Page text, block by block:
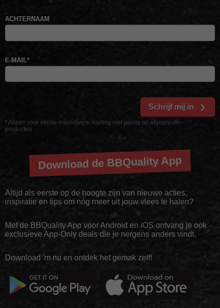
* Alleen voor eerste inschrijvers. Korting niet geldig op afgeprijsde
producten
ACHTERNAAM
E-MAIL*
Schrijf mij in
Download de BBQuality App
Altijd als eerste op de hoogte zijn van nieuwe acties,
inspiratie en tips om nóg meer uit jouw vlees te halen?
Met de BBQuality App voor Android en iOS ontvang je ook
exclusieve App-Only deals die je nergens anders vindt.
Download 'm nu en ontdek het gemak zelf!